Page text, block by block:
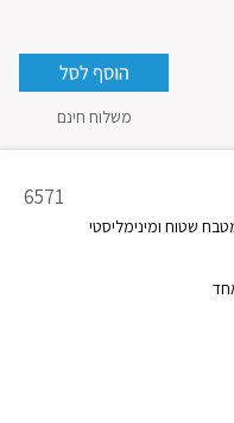
משלוח חינם
מק"ט
6571
שטוח ומינימליסטי